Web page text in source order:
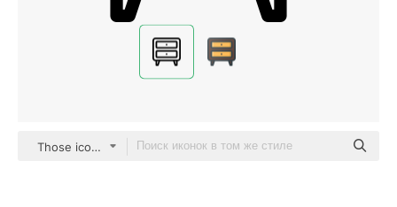
Those icons Lineal